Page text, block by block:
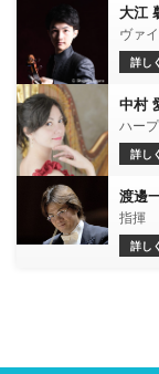
大江
ヴァ
詳し
中村
ハープ
詳し
渡邊
指揮
詳し